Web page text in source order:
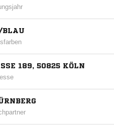
BLAU
189, 50825 KÖLN